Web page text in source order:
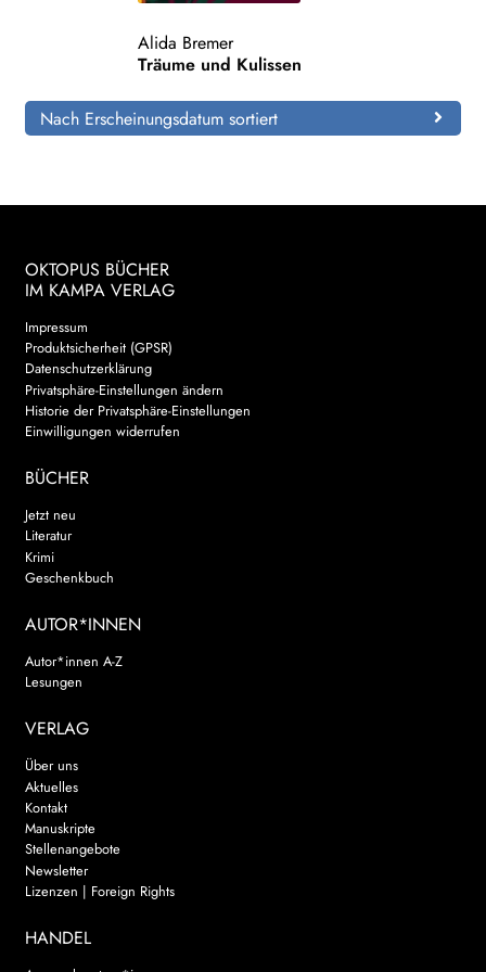
Search:
Alida Bremer
Träume und Kulissen
Nach Erscheinungsdatum sortiert
OKTOPUS BÜCHER
IM KAMPA VERLAG
Impressum
Produktsicherheit (GPSR)
Datenschutzerklärung
Privatsphäre-Einstellungen ändern
Historie der Privatsphäre-Einstellungen
Einwilligungen widerrufen
BÜCHER
Jetzt neu
Literatur
Krimi
Geschenkbuch
AUTOR*INNEN
Autor*innen A-Z
Lesungen
VERLAG
Über uns
Aktuelles
Kontakt
Manuskripte
Stellenangebote
Newsletter
Lizenzen | Foreign Rights
HANDEL